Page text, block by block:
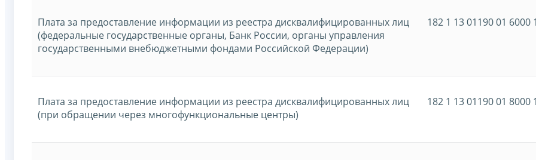
Плата за предоставление информации из реестра дисквалифицированных лиц
(федеральные государственные органы, Банк России, органы управления
государственными внебюджетными фондами Российской Федерации)
182 1 13 01190 01 6000
Плата за предоставление информации из реестра дисквалифицированных лиц
(при обращении через многофункциональные центры)
182 1 13 01190 01 8000